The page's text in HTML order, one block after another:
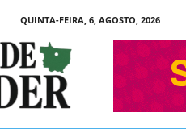
QUINTA-FEIRA, 6, AGOSTO, 2026